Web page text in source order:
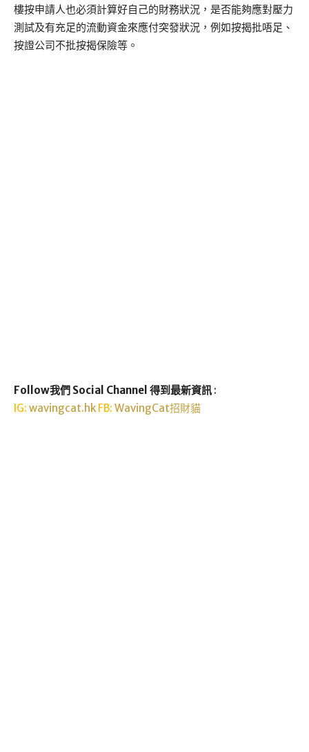
樓按申請人也必須計算好自己的財務狀況，是否能夠應對壓力
測試及有充足的流動資金來應付突發狀況，例如按揭批唔足、
按證公司不批按揭保險等。
Follow我們 Social Channel 得到最新資訊 :
IG: wavingcat.hk FB: WavingCat招財貓